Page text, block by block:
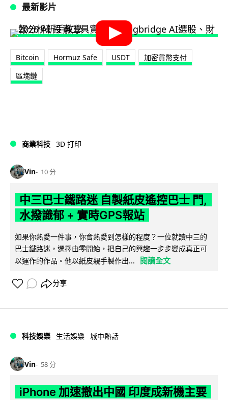
最新影片
Bitcoin Hormuz Safe USDT
加密貨幣支付
區塊鏈
商業科技 3D 打印
Vin 10 分
中三巴士鐵路迷 自製紙皮遙控巴士 門,
水撥識郁 + 實時GPS報站
如果你熱愛一件事，你會熱愛到怎樣的程度？一位就讀中三的
巴士鐵路迷，選擇由零開始，把自己的興趣一步步變成真正可
以運作的作品。他以紙皮親手製作出...
閱讀全文
分享
科技娛樂 生活娛樂 城中熱話
Vin 58 分
iPhone 加速撤出中國 印度成新機主要